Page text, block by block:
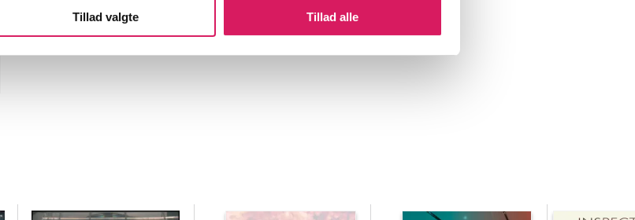
Tillad valgte Tillad alle